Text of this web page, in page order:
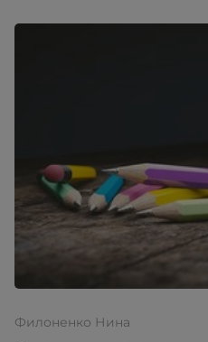
Филоненко Нина